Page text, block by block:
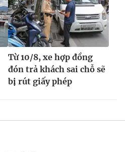
Từ 10/8, xe hợp đồng
đón trả khách sai chỗ sẽ
bị rút giấy phép